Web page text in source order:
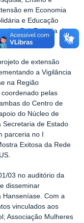
em Economia
e Educação
Pró-Reitoria de
da
de extensão
a Vigilância
na Região
coordenado pelas
do Centro de
do Núcleo de
Secretaria de Estado
no I
Exitosa da Rede
03 no auditório da
disseminar
Hanseníase. Com a
vinculados aos
Associação Mulheres